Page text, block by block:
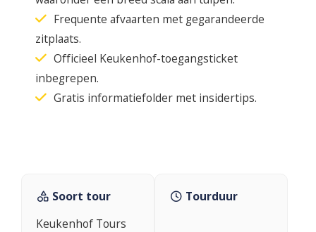
Frequente afvaarten met gegarandeerde
zitplaats.
Officieel Keukenhof-toegangsticket
inbegrepen.
Gratis informatiefolder met insidertips.
Soort tour
Keukenhof Tours
Tourduur